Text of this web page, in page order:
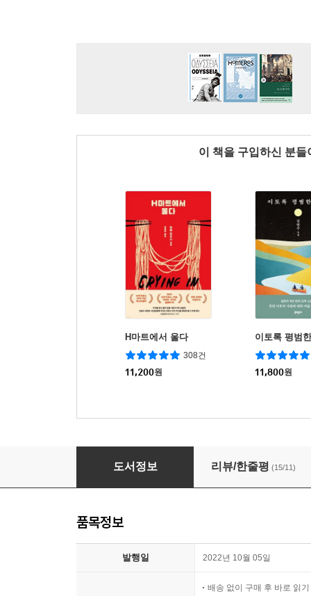
이 책을 구입하신 분
H마트에서 울다
308건
11,200원
이토록 평범
11,800원
다락방의 미친여자
도서정보 리뷰/한줄평 (15/11)
품목정보
발행일 2022년 10월 05일
배송 없이 구매 후 바로 읽기